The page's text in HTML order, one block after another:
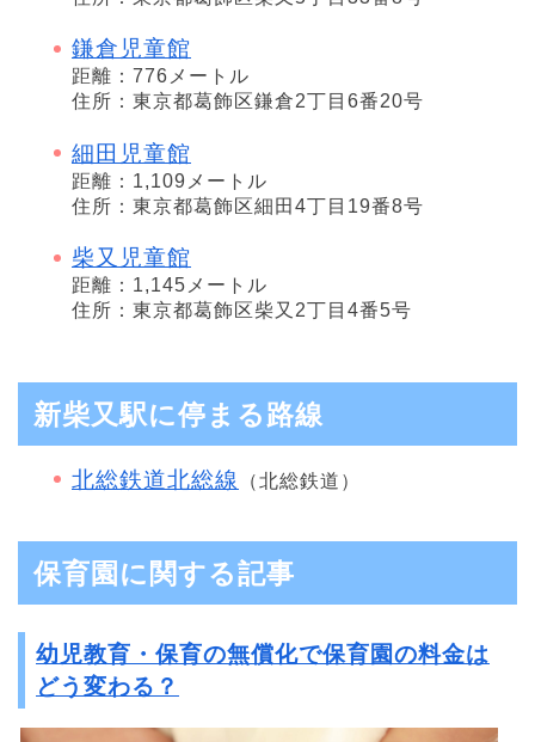
鎌倉児童館
距離：776メートル
住所：東京都葛飾区鎌倉2丁目6番20号
細田児童館
距離：1,109メートル
住所：東京都葛飾区細田4丁目19番8号
柴又児童館
距離：1,145メートル
住所：東京都葛飾区柴又2丁目4番5号
新柴又駅に停まる路線
北総鉄道北総線 （北総鉄道）
保育園に関する記事
幼児教育・保育の無償化で保育園の料金は
どう変わる？